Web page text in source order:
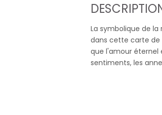
La symbolique de
dans cette carte de
que l'amour éternel
sentiments, les